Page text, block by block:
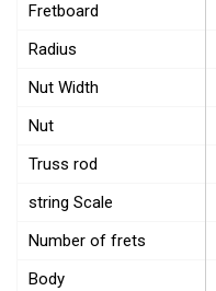
Fretboard
Radius
Nut Width
Nut
Truss rod
string Scale
Number of frets
Body